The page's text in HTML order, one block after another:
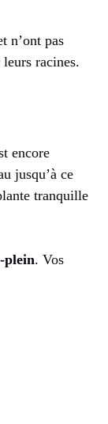
n’ont pas
racines.
encore
jusqu’à ce
tranquille
plein. Vos